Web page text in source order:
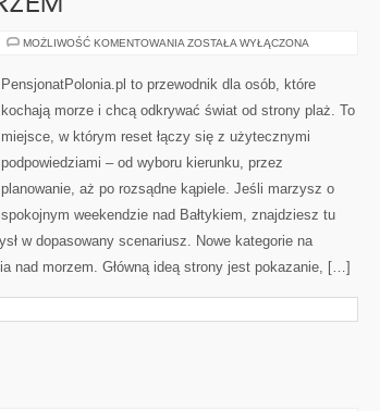
MOŻLIWOŚĆ KOMENTOWANIA KUCHNIA
ZOSTAŁA WYŁĄCZONA
PensjonatPolonia.pl to przewodnik dla osób, które
kochają morze i chcą odkrywać świat od strony plaż. To
miejsce, w którym reset łączy się z użytecznymi
podpowiedziami – od wyboru kierunku, przez
planowanie, aż po rozsądne kąpiele. Jeśli marzysz o
spokojnym weekendzie nad Bałtykiem, znajdziesz tu
w dopasowany scenariusz. Nowe kategorie na
nad morzem. Główną ideą strony jest pokazanie, […]